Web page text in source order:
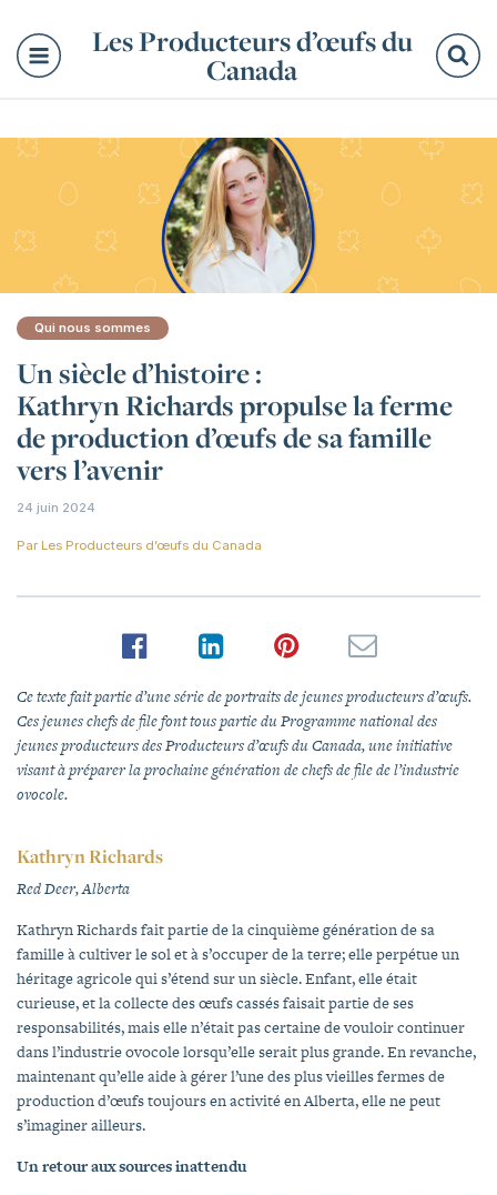
Les Producteurs d’œufs du
Canada
Qui nous sommes
Un siècle d’histoire :
Kathryn Richards propulse la ferme
de production d’œufs de sa famille
vers l’avenir
24 juin 2024
Par Les Producteurs d’œufs du Canada
Ce texte fait partie d’une série de portraits de jeunes producteurs d’œufs.
Ces jeunes chefs de file font tous partie du Programme national des
jeunes producteurs des Producteurs d’œufs du Canada, une initiative
visant à préparer la prochaine génération de chefs de file de l’industrie
ovocole.
Kathryn Richards
Red Deer, Alberta
Kathryn Richards fait partie de la cinquième génération de sa
famille à cultiver le sol et à s’occuper de la terre; elle perpétue un
héritage agricole qui s’étend sur un siècle. Enfant, elle était
curieuse, et la collecte des œufs cassés faisait partie de ses
responsabilités, mais elle n’était pas certaine de vouloir continuer
dans l’industrie ovocole lorsqu’elle serait plus grande. En revanche,
maintenant qu’elle aide à gérer l’une des plus vieilles fermes de
production d’œufs toujours en activité en Alberta, elle ne peut
s’imaginer ailleurs.
Un retour aux sources inattendu